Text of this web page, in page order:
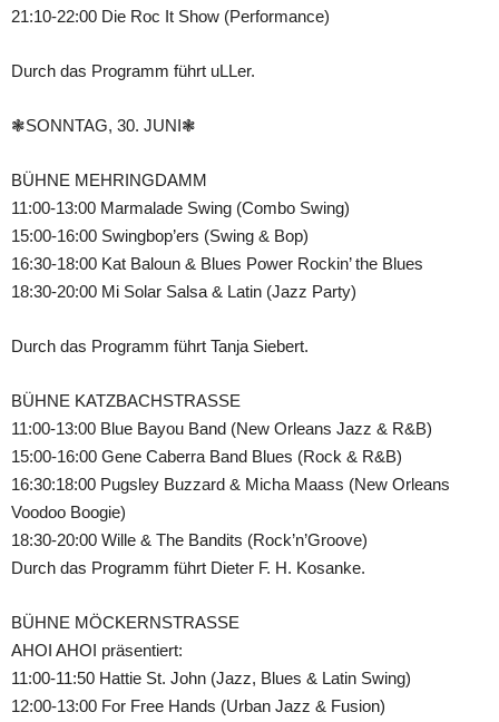
21:10-22:00 Die Roc It Show (Performance)
Durch das Programm führt uLLer.
❃SONNTAG, 30. JUNI❃
BÜHNE MEHRINGDAMM
11:00-13:00 Marmalade Swing (Combo Swing)
15:00-16:00 Swingbop’ers (Swing & Bop)
16:30-18:00 Kat Baloun & Blues Power Rockin’ the Blues
18:30-20:00 Mi Solar Salsa & Latin (Jazz Party)
Durch das Programm führt Tanja Siebert.
BÜHNE KATZBACHSTRASSE
11:00-13:00 Blue Bayou Band (New Orleans Jazz & R&B)
15:00-16:00 Gene Caberra Band Blues (Rock & R&B)
16:30:18:00 Pugsley Buzzard & Micha Maass (New Orleans
Voodoo Boogie)
18:30-20:00 Wille & The Bandits (Rock’n’Groove)
Durch das Programm führt Dieter F. H. Kosanke.
BÜHNE MÖCKERNSTRASSE
AHOI AHOI präsentiert:
11:00-11:50 Hattie St. John (Jazz, Blues & Latin Swing)
12:00-13:00 For Free Hands (Urban Jazz & Fusion)